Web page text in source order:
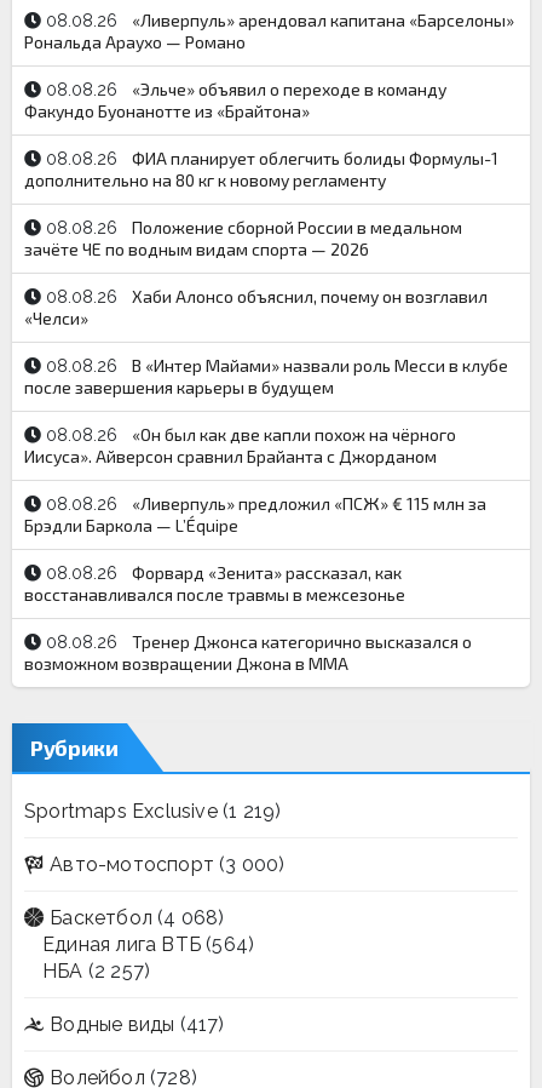
08.08.26
«Ливерпуль» арендовал капитана «Барселоны»
Рональда Араухо — Романо
08.08.26
«Эльче» объявил о переходе в команду
Факундо Буонанотте из «Брайтона»
08.08.26
ФИА планирует облегчить болиды Формулы-1
дополнительно на 80 кг к новому регламенту
08.08.26
Положение сборной России в медальном
зачёте ЧЕ по водным видам спорта — 2026
08.08.26
Хаби Алонсо объяснил, почему он возглавил
«Челси»
08.08.26
В «Интер Майами» назвали роль Месси в клубе
после завершения карьеры в будущем
08.08.26
«Он был как две капли похож на чёрного
Иисуса». Айверсон сравнил Брайанта с Джорданом
08.08.26
«Ливерпуль» предложил «ПСЖ» € 115 млн за
Брэдли Баркола — L’Équipe
08.08.26
Форвард «Зенита» рассказал, как
восстанавливался после травмы в межсезонье
08.08.26
Тренер Джонса категорично высказался о
возможном возвращении Джона в ММА
Рубрики
Sportmaps Exclusive(1 219)
Авто-мотоспорт (3 000)
Баскетбол (4 068)
Единая лига ВТБ (564)
НБА (2 257)
Водные виды (417)
Волейбол (728)